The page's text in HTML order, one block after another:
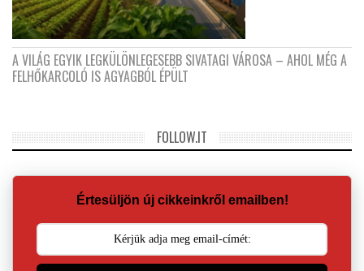
A VILÁG EGYIK LEGKÜLÖNLEGESEBB SIVATAGI VÁROSA – AHOL MÉG A
FELHŐKARCOLÓ IS AGYAGBÓL ÉPÜLT
FOLLOW.IT
Értesüljön új cikkeinkről emailben!